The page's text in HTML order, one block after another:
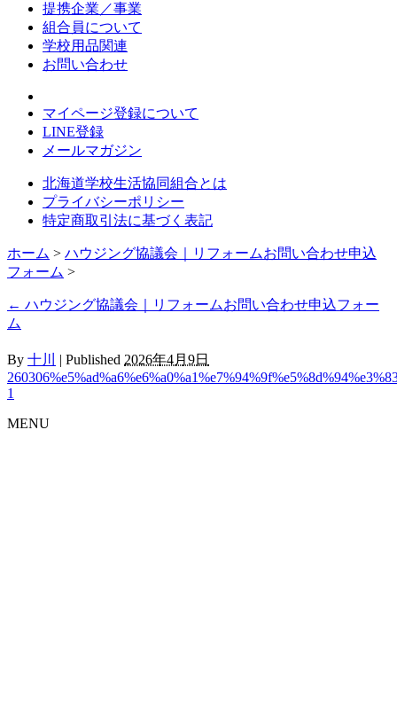
提携企業／事業
組合員について
学校用品関連
お問い合わせ
マイページ登録について
LINE登録
メールマガジン
北海道学校生活協同組合とは
プライバシーポリシー
特定商取引法に基づく表記
ホーム > ハウジング協議会｜リフォームお問い合わせ申込
フォーム >
← ハウジング協議会｜リフォームお問い合わせ申込フォー
ム
By 十川 | Published 2026年4月9日
1
MENU